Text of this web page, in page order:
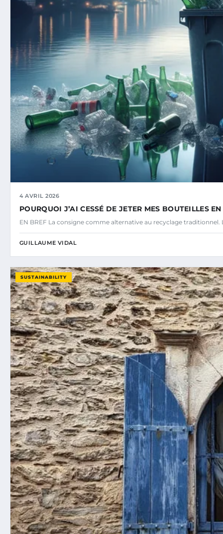
4 AVRIL 2026
POURQUOI J’AI CESSÉ DE JETER MES BOUTEILLES
EN BREF La consigne comme alternative au recyclage traditionnel.
GUILLAUME VIDAL
SUSTAINABILITY